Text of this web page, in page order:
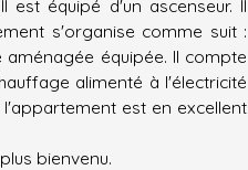
équipé d'un ascenseur. Il
s'organise comme suit :
équipée. Il compte
alimenté à l'électricité
est en excellent
bienvenu.